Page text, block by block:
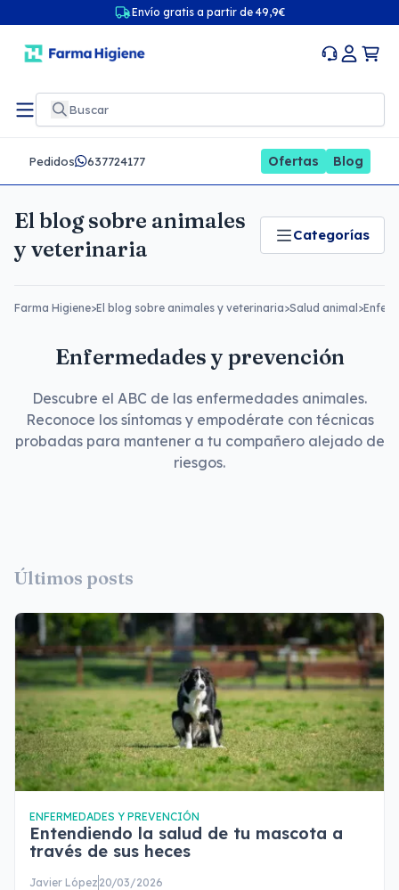
Envío gratis a partir de 49,9€
Pedidos 637724177 Ofertas Blog
El blog sobre animales
y veterinaria
Categorías
Farma Higiene>El blog sobre animales y veterinaria>Salud animal >
Enfermedades y prevención
Descubre el ABC de las enfermedades animales.
Reconoce los síntomas y empodérate con técnicas
probadas para mantener a tu compañero alejado de
riesgos.
Últimos posts
ENFERMEDADES Y PREVENCIÓN
Entendiendo la salud de tu mascota a
través de sus heces
Javier López 20/03/2026